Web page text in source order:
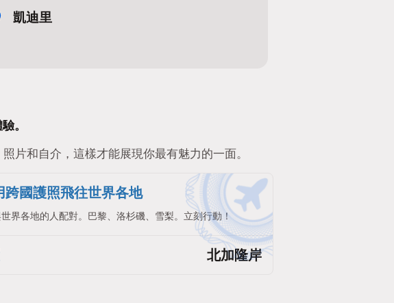
凱迪里
。
片和自介，這樣才能展現你最有魅力的一面。
跨國護照飛往世界各地
界各地的人配對。巴黎、洛杉磯、雪梨。立刻行動！
北加隆岸